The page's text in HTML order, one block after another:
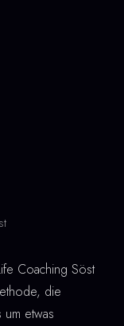
Coaching Söst
die
etwas